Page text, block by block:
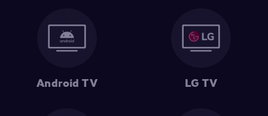
Android TV LG TV